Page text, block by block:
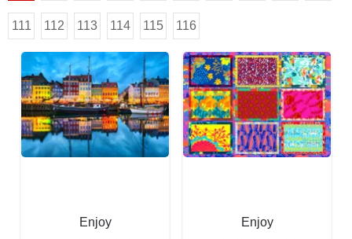
111 112 113 114 115 116
Enjoy
Enjoy